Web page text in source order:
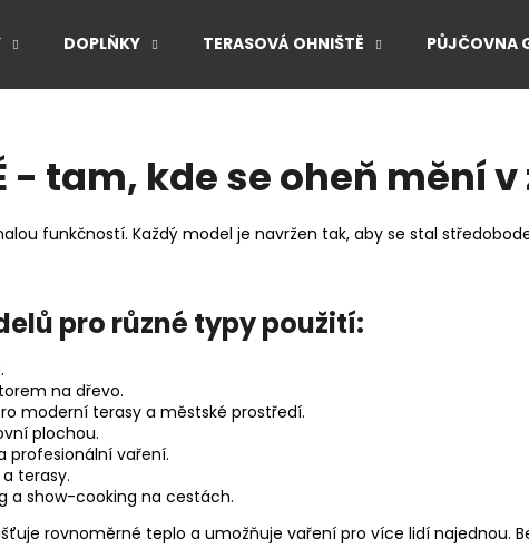
DOPLŇKY TERASOVÁ OHNIŠTĚ PŮJČOVNA
- tam, kde se oheň mění
funkčností. Každý model je navržen tak, aby se stal
pro různé typy použití:
na dřevo.
moderní terasy a městské prostředí.
plochou.
profesionální vaření.
terasy.
a show-cooking na cestách.
rovnoměrné teplo a umožňuje vaření pro více lidí najednou.
Doporučujeme